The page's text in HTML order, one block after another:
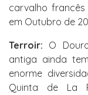
carvalho
em Outubro de
Terroir: O
antiga ainda
enorme
Quinta de La